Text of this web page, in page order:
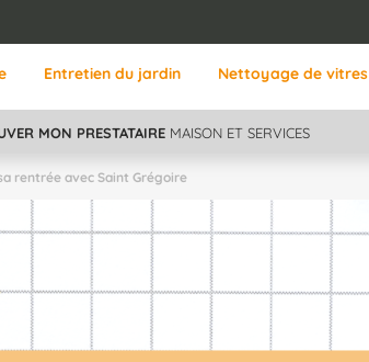
Entretien du jardin Nettoyage de vitres
MON PRESTATAIRE MAISON ET SERVICES
rentrée avec Saint Grégoire